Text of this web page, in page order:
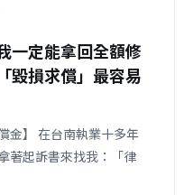
一定能拿回全額修
毀損求償」最容易
金】 在台南執業十多年
著起訴書來找我：「律